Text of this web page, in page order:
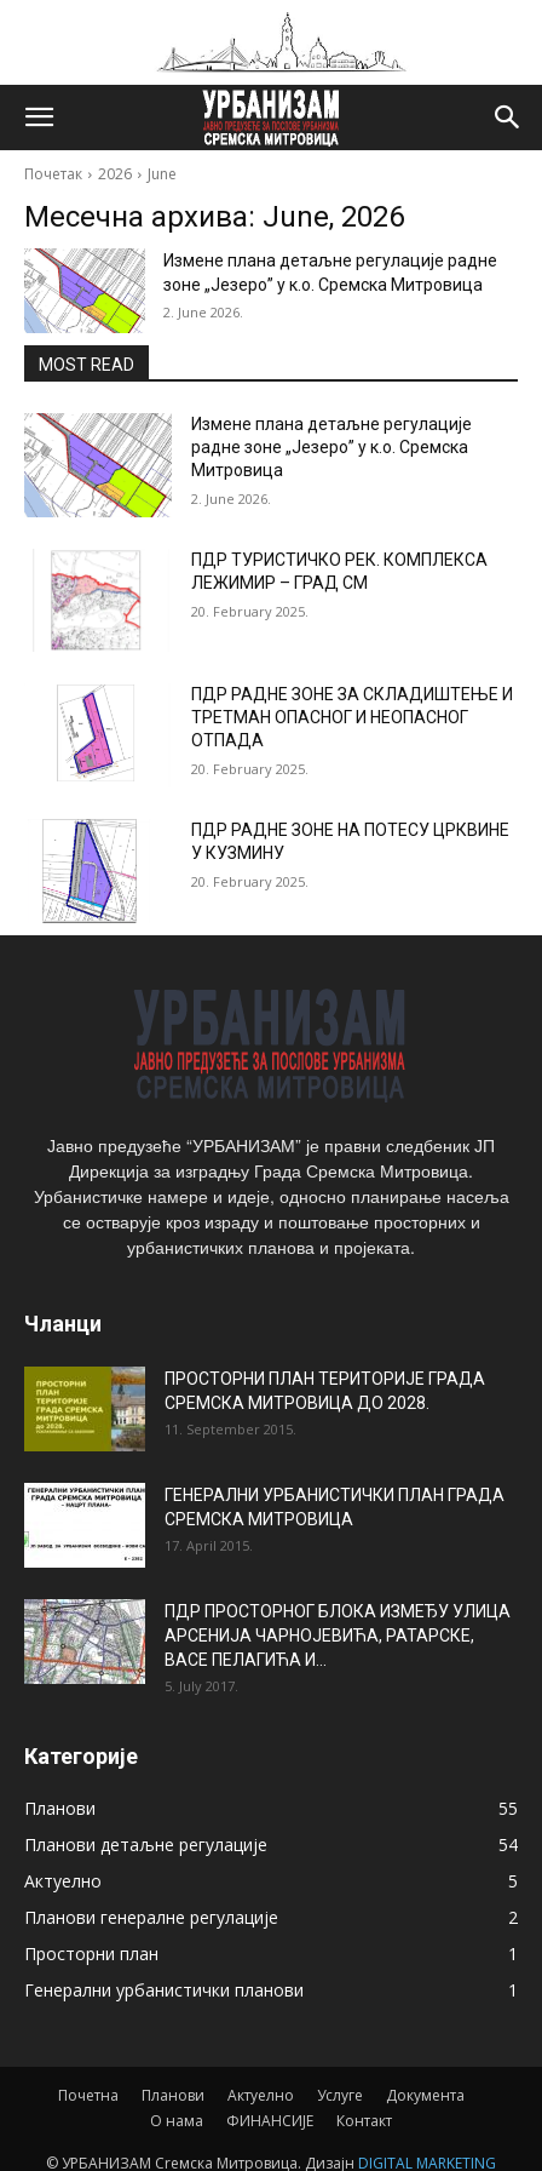
Почетак 2026 June
Месечна архива: June, 2026
Измене плана детаљне регулације радне
зоне „Језеро” у к.о. Сремска Митровица
2. June 2026.
MOST READ
Измене плана детаљне регулације
радне зоне „Језеро” у к.о. Сремска
Митровица
2. June 2026.
ПДР ТУРИСТИЧКО РЕК. КОМПЛЕКСА
ЛЕЖИМИР – ГРАД СМ
20. February 2025.
ПДР РАДНЕ ЗОНЕ ЗА СКЛАДИШТЕЊЕ И
ТРЕТМАН ОПАСНОГ И НЕОПАСНОГ
ОТПАДА
20. February 2025.
ПДР РАДНЕ ЗОНЕ НА ПОТЕСУ ЦРКВИНЕ
У КУЗМИНУ
20. February 2025.
Јавно предузеће “УРБАНИЗАМ” је правни следбеник ЈП
Дирекција за изградњу Града Сремска Митровица.
Урбанистичке намере и идеје, односно планирање насеља
се остварује кроз израду и поштовање просторних и
урбанистичких планова и пројеката.
Чланци
ПРОСТОРНИ ПЛАН ТЕРИТОРИЈЕ ГРАДА
СРЕМСКА МИТРОВИЦА ДО 2028.
11. September 2015.
ГЕНЕРАЛНИ УРБАНИСТИЧКИ ПЛАН ГРАДА
СРЕМСКА МИТРОВИЦА
17. April 2015.
ПДР ПРОСТОРНОГ БЛОКА ИЗМЕЂУ УЛИЦА
АРСЕНИЈА ЧАРНОЈЕВИЋА, РАТАРСКЕ,
ВАСЕ ПЕЛАГИЋА И...
5. July 2017.
Категорије
Планови
55
Планови детаљне регулације
54
Актуелно
5
Планови генералне регулације
2
Просторни план
1
Генерални урбанистички планови
1
Почетна Планови Актуелно Услуге
Документа
О нама
ФИНАНСИЈЕ Контакт
© УРБАНИЗАМ Сrемска Митровица. Дизајн DIGITAL MARKETING